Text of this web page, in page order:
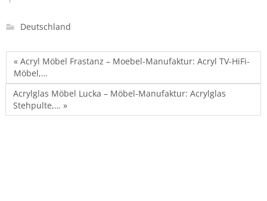
Deutschland
« Acryl Möbel Frastanz – Moebel-Manufaktur: Acryl TV-HiFi-
Möbel,…
Acrylglas Möbel Lucka – Möbel-Manufaktur: Acrylglas
Stehpulte,… »